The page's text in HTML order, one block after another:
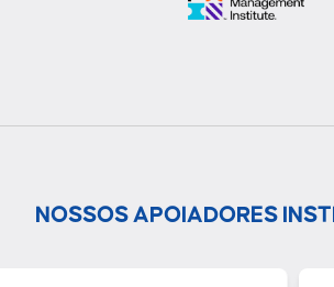
NOSSOS APOIADORES